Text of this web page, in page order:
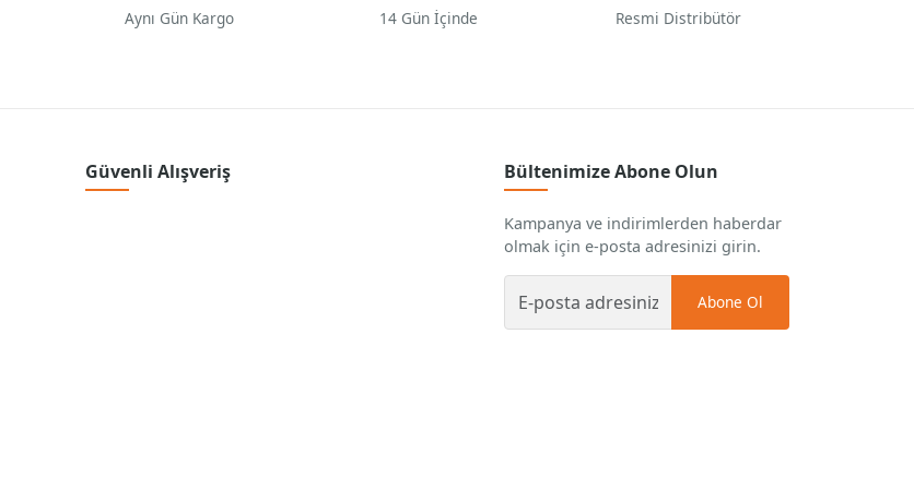
Aynı Gün Kargo 14 Gün İçinde Resmi Distribütör
Güvenli Alışveriş Bültenimize Abone Olun
Kampanya ve indirimlerden haberdar
olmak için e-posta adresinizi girin.
Abone Ol